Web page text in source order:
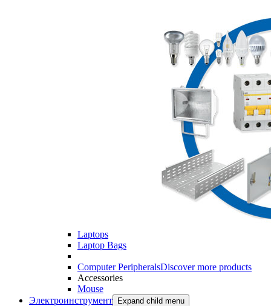
Laptops
Laptop Bags
Computer PeripheralsDiscover more products
Accessories
Mouse
Электроинструмент
Expand child menu